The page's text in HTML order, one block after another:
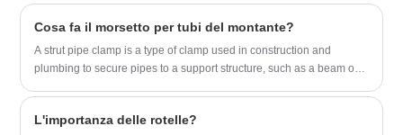
cure.
Cosa fa il morsetto per tubi del montante?
A strut pipe clamp is a type of clamp used in construction and
plumbing to secure pipes to a support structure, such as a beam or
L'importanza delle rotelle?